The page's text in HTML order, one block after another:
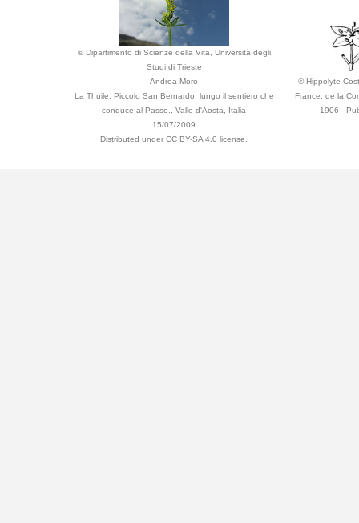
© Dipartimento di Scienze della Vita, Università degli
Studi di Trieste
Andrea Moro
La Thuile, Piccolo San Bernardo, lungo il sentiero che
conduce al Passo., Valle d'Aosta, Italia
15/07/2009
Distributed under CC BY-SA 4.0 license.
© Hippolyte
France, de la
1906 -